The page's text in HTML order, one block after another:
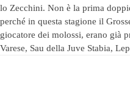
lo Zecchini. Non è la prima
perché in questa stagione il
giocatore dei molossi, erano già
Varese, Sau della Juve Stabia,